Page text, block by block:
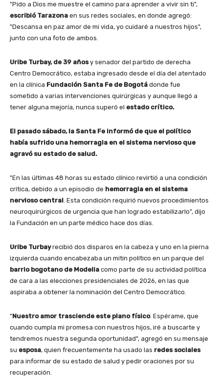
"Pido a Dios me muestre el camino para aprender a vivir sin ti",
escribió Tarazona en sus redes sociales, en donde agregó:
"Descansa en paz amor de mi vida, yo cuidaré a nuestros hijos",
junto con una foto de ambos.
Uribe Turbay, de 39 añosy senador del partido de derecha
Centro Democrático, estaba ingresado desde el día del atentado
en la clínica Fundación Santa Fe de Bogotá donde fue
sometido a varias intervenciones quirúrgicas y aunque llegó a
tener alguna mejoría, nunca superó el estado crítico.
El pasado sábado, la Santa Fe informó de que el político
había sufrido una hemorragia en el sistema nervioso que
agravó su estado de salud.
"En las últimas 48 horas su estado clínico revirtió a una condición
crítica, debido a un episodio de hemorragia en el sistema
nervioso central. Esta condición requirió nuevos procedimientos
neuroquirúrgicos de urgencia que han logrado estabilizarlo", dijo
la Fundación en un parte médico hace dos días.
Uribe Turbayrecibió dos disparos en la cabeza y uno en la pierna
izquierda cuando encabezaba un mitin político en un parque del
barrio bogotano de Modelia como parte de su actividad política
de cara a las elecciones presidenciales de 2026, en las que
aspiraba a obtener la nominación del Centro Democrático.
"Nuestro amor trasciende este plano físico. Espérame, que
cuando cumpla mi promesa con nuestros hijos, iré a buscarte y
tendremos nuestra segunda oportunidad", agregó en su mensaje
su esposa, quien frecuentemente ha usado las redes sociales
para informar de su estado de salud y pedir oraciones por su
recuperación.